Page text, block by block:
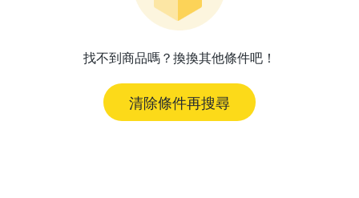
找不到商品嗎？換換其他條件吧！
清除條件再搜尋